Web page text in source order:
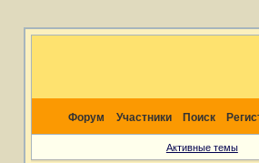
Форум Участники Поиск
Активные темы